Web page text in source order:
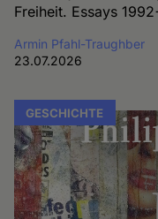
Freiheit. Essays
Armin Pfahl-Traughber
23.07.2026
GESCHICHTE